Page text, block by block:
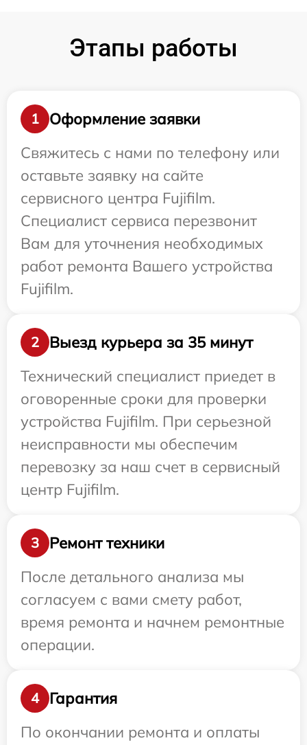
Этапы работы
1
Оформление заявки
Свяжитесь с нами по телефону или
оставьте заявку на сайте
сервисного центра Fujifilm.
Специалист сервиса перезвонит
Вам для уточнения необходимых
работ ремонта Вашего устройства
Fujifilm.
2
Выезд курьера за 35 минут
Технический специалист приедет в
оговоренные сроки для проверки
устройства Fujifilm. При серьезной
неисправности мы обеспечим
перевозку за наш счет в сервисный
центр Fujifilm.
3
Ремонт техники
После детального анализа мы
согласуем с вами смету работ,
время ремонта и начнем ремонтные
операции.
4
Гарантия
По окончании ремонта и оплаты